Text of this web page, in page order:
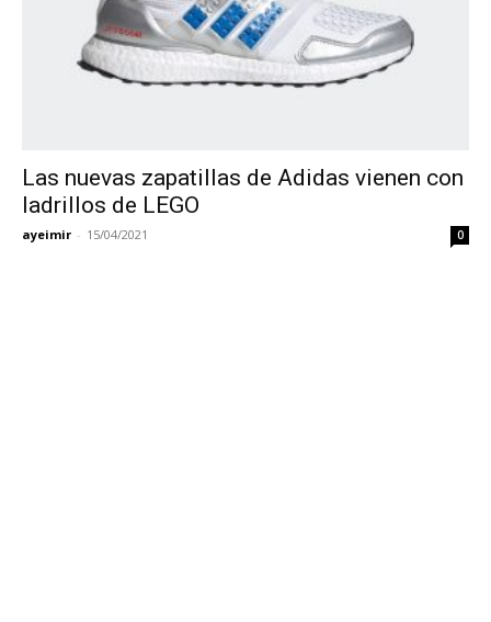
Las nuevas zapatillas de Adidas vienen con
ladrillos de LEGO
ayeimir - 15/04/2021 0